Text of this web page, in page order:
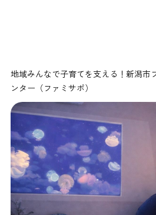
地域みんなで子育てを支える！新潟市
ンター（ファミサポ）